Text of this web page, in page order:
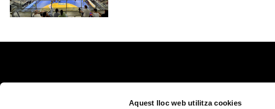
Aquest lloc web utilitza cookies